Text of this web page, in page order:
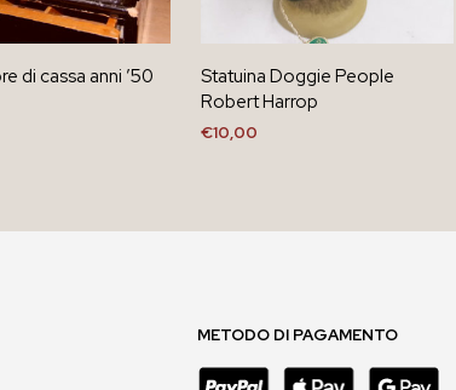
di cassa anni ’50
Statuina Doggie People
Robert Harrop
€10,00
METODO DI PAGAMENTO